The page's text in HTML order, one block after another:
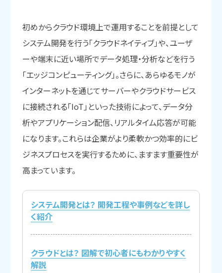
初めからクラウド環境上で運用することを前提として
システム開発を行う「クラウドネイティブ」や、ユーザ
ーや端末に近い場所でデータ処理・分析などを行う
「エッジコンピューティング」。さらに、あらゆるモノが
インターネットを通じてサーバーやクラウドサービス
に接続される「IoT」といった技術によって、データ分
析やアプリケーション配信、リアルタイム応答が可能
になります。これらは企業がより柔軟かつ効率的にビ
ジネスプロセスを実行するために、ますます重要性が
高まっています。
システム開発とは？ 開発工程や事例などを詳し
く紹介
クラウドとは？ 図解で初心者にもわかりやすく
解説